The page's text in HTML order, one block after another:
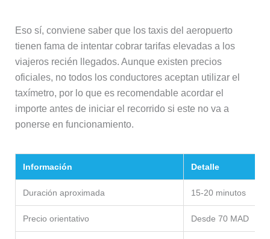
Eso sí, conviene saber que los taxis del aeropuerto
tienen fama de intentar cobrar tarifas elevadas a los
viajeros recién llegados. Aunque existen precios
oficiales, no todos los conductores aceptan utilizar el
taxímetro, por lo que es recomendable acordar el
importe antes de iniciar el recorrido si este no va a
ponerse en funcionamiento.
Información Detalle
Duración aproximada 15-20 minutos
Precio orientativo Desde 70 MAD